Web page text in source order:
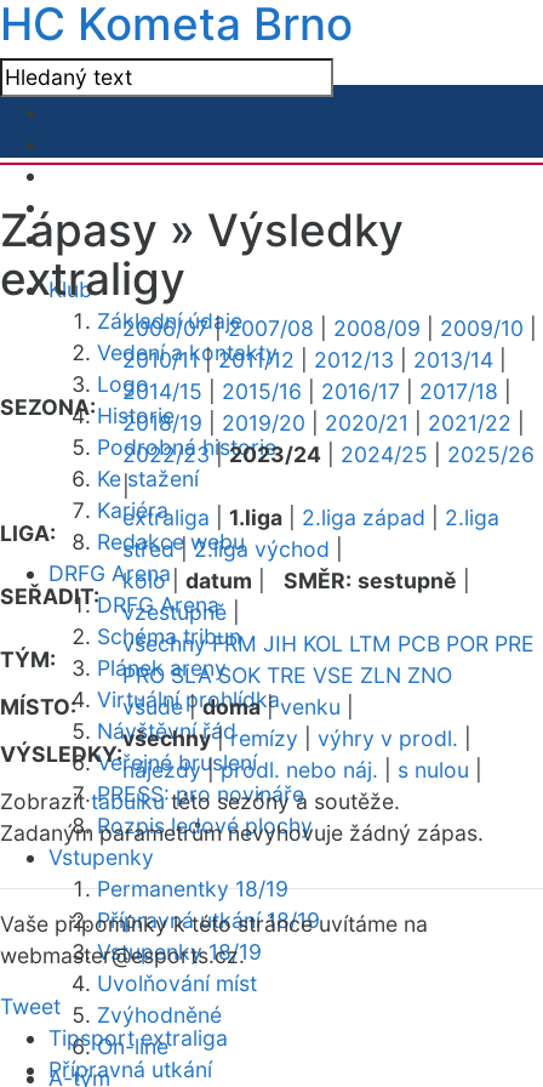
HC Kometa Brno
Klub
Základní údaje
Vedení a kontakty
Logo
Historie
Podrobná historie
Ke stažení
Kariéra
Redakce webu
DRFG Arena
DRFG Arena
Schéma tribun
Plánek areny
Virtuální prohlídka
Návštěvní řád
Veřejné bruslení
PRESS: pro novináře
Rozpis ledové plochy
Vstupenky
Permanentky 18/19
Přípravná utkání 18/19
Vstupenky 18/19
Uvolňování míst
Zvýhodněné
On-line
A-tým
Zápasy » Výsledky
extraligy
SEZONA:
2006/07|2007/08 2008/09 2009/10
2010/11|2011/12 2012/13 2013/14
2014/15
2015/16 2016/17 2017/18
2018/19
2019/20 2020/21 2021/22
2022/23|2023/24 2024/25
2025/26
|
LIGA:
extraliga 1.liga 2.liga západ
2.liga
střed|2.liga východ
SEŘADIT:
kolo| datum SMĚR: sestupně
vzestupně
TÝM:
všechny FRM JIH KOL LTM PCB POR PRE
PRO SLA SOK TRE VSE ZLN ZNO
MÍSTO:
všude|doma|venku
VÝSLEDKY:
všechny|remízy výhry v prodl.
nájezdy|prodl. nebo náj. s nulou
Zobrazittabulkutéto sezóny a soutěže.
Zadaným parametrům nevyhovuje žádný zápas.
Vaše připomínky k této stránce uvítáme na
webmaster@esports.cz.
Tweet
Tipsport extraliga
Přípravná utkání